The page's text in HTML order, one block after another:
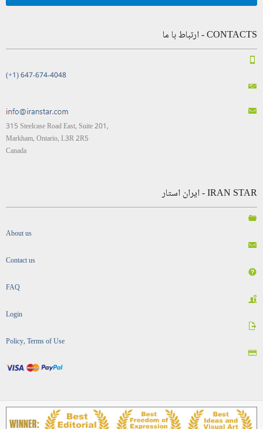
CONTACTS - ارتباط با ما
(+1) 647-674-4048
315 Steelcase Road East, Suite 201,
Markham, Ontario, L3R 2R5
Canada
IRAN STAR - ایران استار
About us
Contact us
FAQ
Login
Policy, Terms of Use